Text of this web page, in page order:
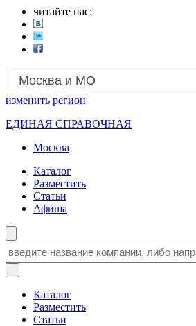
читайте нас:
Москва и МО
изменить регион
ЕДИНАЯ СПРАВОЧНАЯ
Москва
Каталог
Разместить
Статьи
Афиша
Каталог
Разместить
Статьи